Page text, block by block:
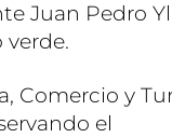
Juan Pedro
Comercio y
el